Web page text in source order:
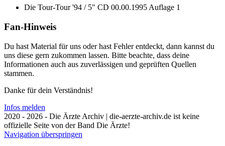
Die Tour-Tour '94 / 5" CD 00.00.1995 Auflage 1
Fan-Hinweis
Du hast Material für uns oder hast Fehler entdeckt, dann kannst du
uns diese gern zukommen lassen. Bitte beachte, dass deine
Informationen auch aus zuverlässigen und geprüften Quellen
stammen.
Danke für dein Verständnis!
Infos melden
2020 - 2026 - Die Ärzte Archiv | die-aerzte-archiv.de ist keine
offizielle Seite von der Band Die Ärzte!
Navigation überspringen